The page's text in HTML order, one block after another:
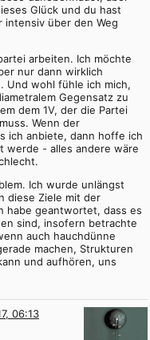
Glück und du hast
intensiv über den Weg
arbeiten. Ich möchte
nur dann wirklich
Und wohl fühle ich mich,
Gegensatz zu
dem 1V, der die Partei
Wenn der
ich anbiete, dann hoffe ich
werde - alles andere wäre
Ich wurde unlängst
diese Ziele mit der
habe geantwortet, dass es
sind, insofern betrachte
auch hauchdünne
machen, Strukturen
und aufhören, uns
06:13